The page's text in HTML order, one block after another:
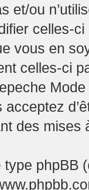
et/ou
celles-
vous en
celles-ci
des mises
phpBB